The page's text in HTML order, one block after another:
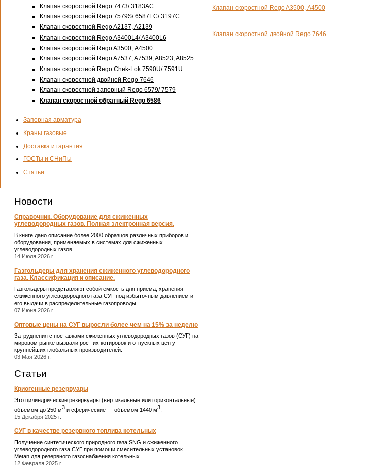
Клапан скоростной Rego 7473/ 3183AC
Клапан скоростной Rego 7579S/ 6587EC/ 3197C
Клапан скоростной Rego A2137, A2139
Клапан скоростной Rego A3400L4/ A3400L6
Клапан скоростной Rego A3500, А4500
Клапан скоростной Rego A7537, A7539, A8523, A8525
Клапан скоростной Rego Chek-Lok 7590U/ 7591U
Клапан скоростной двойной Rego 7646
Клапан скоростной запорный Rego 6579/ 7579
Клапан скоростной обратный Rego 6586
Запорная арматура
Краны газовые
Доставка и гарантия
ГОСТы и СНиПы
Статьи
Новости
Справочник. Оборудование для сжиженных
углеводородных газов. Полная электронная версия.
В книге дано описание более 2000 образцов различных приборов и
оборудования, применяемых в системах для сжиженных
углеводородных газов...
14 Июля 2026 г.
Газгольдеры для хранения сжиженного углеводородного
газа. Классификация и описание.
Газгольдеры представляют собой емкость для приема, хранения
сжиженного углеводородного газа СУГ под избыточным давлением и
его выдачи в распределительные газопроводы.
07 Июня 2026 г.
Оптовые цены на СУГ выросли более чем на 15% за неделю
Затруднения с поставками сжиженных углеводородных газов (СУГ) на
мировом рынке вызвали рост их котировок и отпускных цен у
крупнейших глобальных производителей.
03 Мая 2026 г.
Статьи
Криогенные резервуары
Это цилиндрические резервуары (вертикальные или горизонтальные)
объемом до 250 м3 и сферические ― объемом 1440 м3
15 Декабря 2025 г.
СУГ в качестве резервного топлива котельных
Получение синтетического природного газа SNG и сжиженного
углеводородного газа СУГ при помощи смесительных установок
Metan для резервного газоснабжения котельных
12 Февраля 2025 г.
Клапан скоростной Rego A3500, А4500
Клапан скоростной двойной Rego 7646